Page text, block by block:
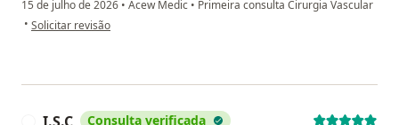
15 de julho de 2026 • Acew Medic • Primeira consulta Cirurgia Vascular
• na opinião do utilizador Gisele
Solicitar revisão
Consulta verificada